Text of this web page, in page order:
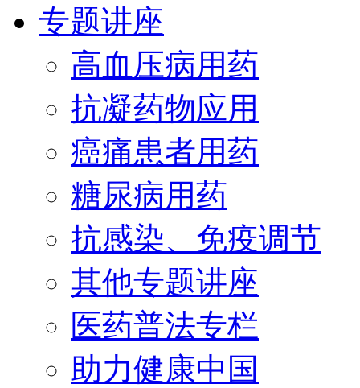
专题讲座
高血压病用药
抗凝药物应用
癌痛患者用药
糖尿病用药
抗感染、免疫调节
其他专题讲座
医药普法专栏
助力健康中国